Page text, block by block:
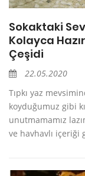
Sokaktaki
Kolayca
Çeşidi
22.05.2020
Tıpkı yaz
koyduğumuz gibi
unutmamamız
ve havhavlı içeriği